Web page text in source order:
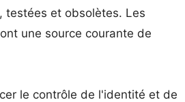
testées et obsolètes. Les
une source courante de
le contrôle de l'identité et de